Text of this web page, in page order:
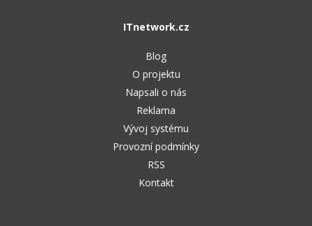
ITnetwork.cz
Blog
O projektu
Napsali o nás
Reklama
Vývoj systému
Provozní podmínky
RSS
Kontakt